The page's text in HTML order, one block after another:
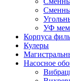
УФ
Корпуса
Кулеры
Насосное